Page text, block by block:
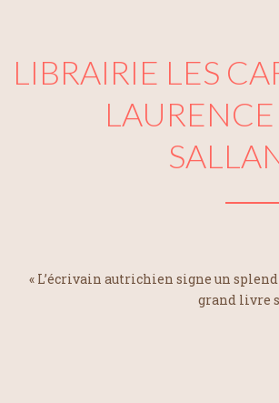
LIBRAIRIE LES
« L’écrivain autrichien signe un
grand livre